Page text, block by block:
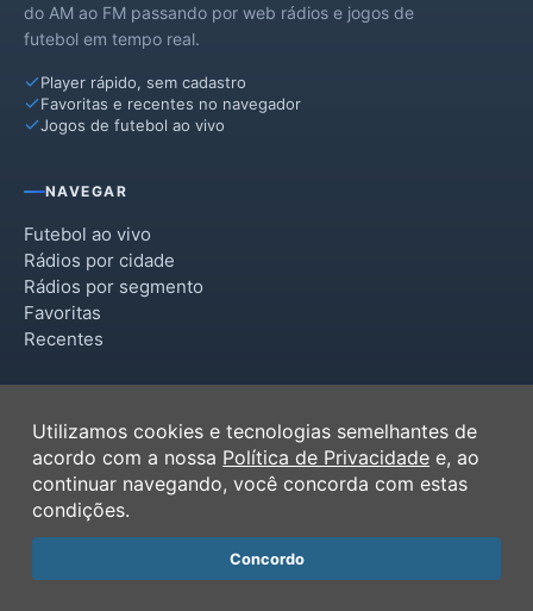
do AM ao FM passando por web rádios e jogos de
futebol em tempo real.
Player rápido, sem cadastro
Favoritas e recentes no navegador
Jogos de futebol ao vivo
NAVEGAR
Futebol ao vivo
Rádios por cidade
Rádios por segmento
Favoritas
Recentes
Termos de Uso
Política de Privacidade
Ferramentas
Contato
Utilizamos cookies e tecnologias semelhantes de
acordo com a nossa Política de Privacidade e, ao
continuar navegando, você concorda com estas
condições.
Concordo